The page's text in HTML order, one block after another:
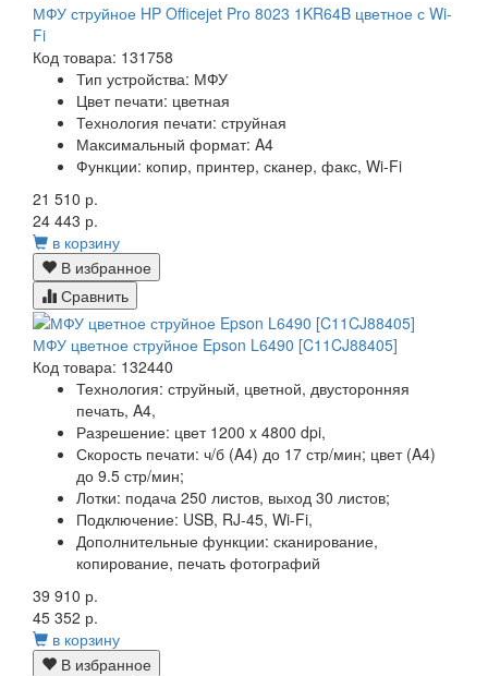
МФУ струйное HP Officejet Pro 8023 1KR64B цветное с Wi-
Fi
Код товара: 131758
Тип устройства: МФУ
Цвет печати: цветная
Технология печати: струйная
Максимальный формат: A4
Функции: копир, принтер, сканер, факс, Wi-Fi
21 510 р.
24 443 р.
в корзину
В избранное
Сравнить
МФУ цветное струйное Epson L6490 [C11CJ88405]
Код товара: 132440
Технология: струйный, цветной, двусторонняя
печать, A4,
Разрешение: цвет 1200 x 4800 dpi,
Скорость печати: ч/б (A4) до 17 стр/мин; цвет (A4)
до 9.5 стр/мин;
Лотки: подача 250 листов, выход 30 листов;
Подключение: USB, RJ-45, Wi-Fi,
Дополнительные функции: сканирование,
копирование, печать фотографий
39 910 р.
45 352 р.
в корзину
В избранное